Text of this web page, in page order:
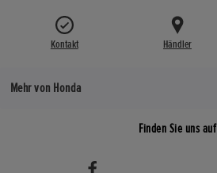
Kontakt Händler
Mehr von Honda
Finden Sie uns auf